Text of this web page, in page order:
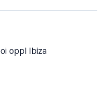
oppl Ibiza